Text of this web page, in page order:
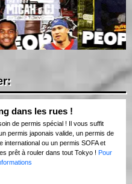
dans les rues !
de permis spécial ! Il vous suffit
permis japonais valide, un permis de
international ou un permis SOFA et
prêt à rouler dans tout Tokyo ! Pour